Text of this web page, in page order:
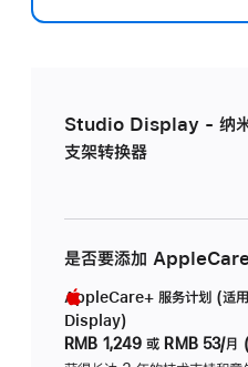
Studio Display - 纳米
支架转换器
是否要添加
AppleCare+ 服务计划 (适
Display)
RMB 1,249 或 RMB 53/月